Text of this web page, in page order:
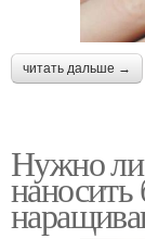
читать дальше →
Нужно